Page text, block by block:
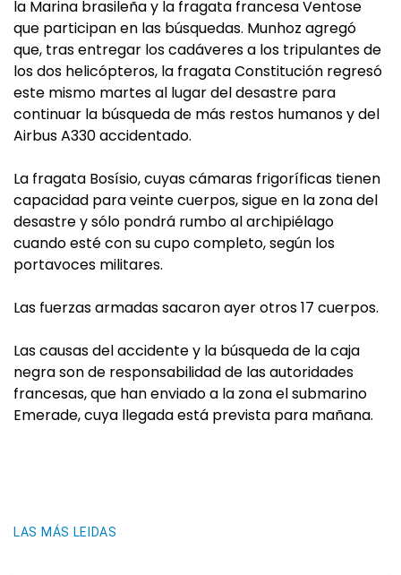
la Marina brasileña y la fragata francesa Ventose
que participan en las búsquedas. Munhoz agregó
que, tras entregar los cadáveres a los tripulantes de
los dos helicópteros, la fragata Constitución regresó
este mismo martes al lugar del desastre para
continuar la búsqueda de más restos humanos y del
Airbus A330 accidentado.
La fragata Bosísio, cuyas cámaras frigoríficas tienen
capacidad para veinte cuerpos, sigue en la zona del
desastre y sólo pondrá rumbo al archipiélago
cuando esté con su cupo completo, según los
portavoces militares.
Las fuerzas armadas sacaron ayer otros 17 cuerpos.
Las causas del accidente y la búsqueda de la caja
negra son de responsabilidad de las autoridades
francesas, que han enviado a la zona el submarino
Emerade, cuya llegada está prevista para mañana.
LAS MÁS LEIDAS